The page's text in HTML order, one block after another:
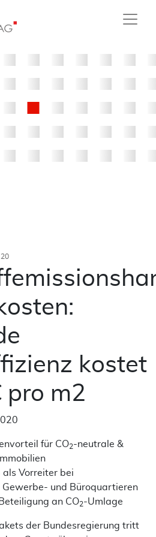
kostet
pro m2
für CO2-neutrale &
als Vorreiter bei
und Büroquartieren
an CO2-Umlage
der Bundesregierung tritt